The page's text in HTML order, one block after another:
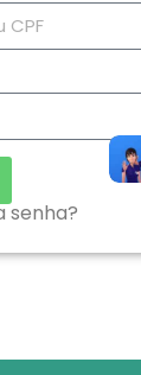
senha?